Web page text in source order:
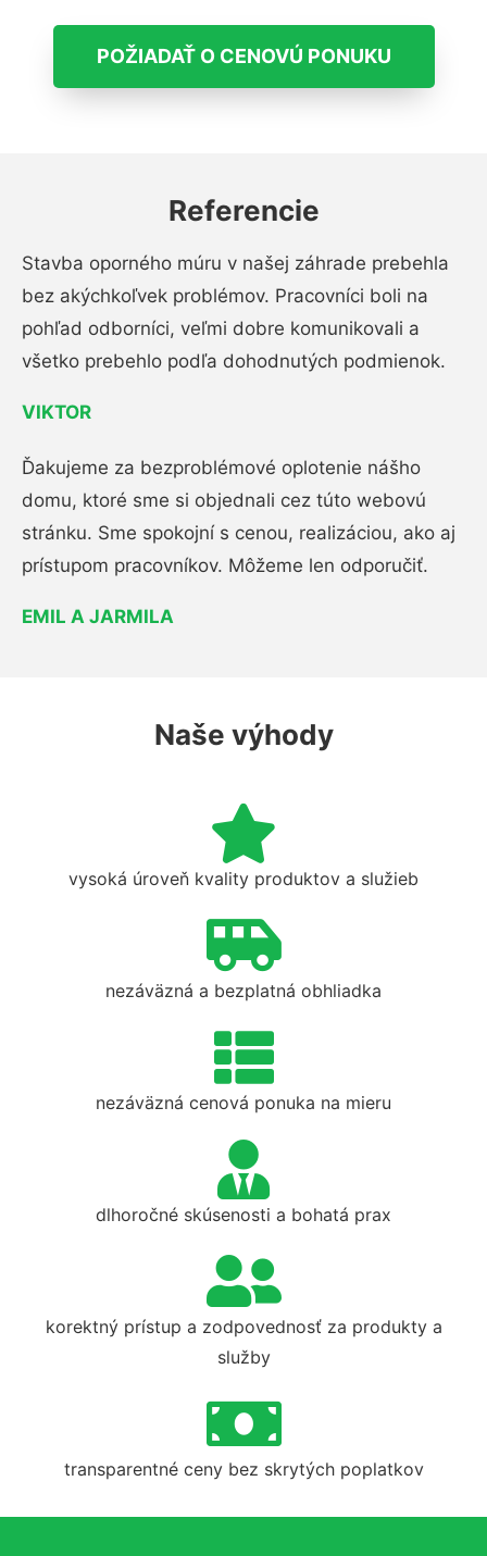
POŽIADAŤ O CENOVÚ PONUKU
Referencie
Stavba oporného múru v našej záhrade prebehla
bez akýchkoľvek problémov. Pracovníci boli na
pohľad odborníci, veľmi dobre komunikovali a
všetko prebehlo podľa dohodnutých podmienok.
VIKTOR
Ďakujeme za bezproblémové oplotenie nášho
domu, ktoré sme si objednali cez túto webovú
stránku. Sme spokojní s cenou, realizáciou, ako aj
prístupom pracovníkov. Môžeme len odporučiť.
EMIL A JARMILA
Naše výhody
vysoká úroveň kvality produktov a služieb
nezáväzná a bezplatná obhliadka
nezáväzná cenová ponuka na mieru
dlhoročné skúsenosti a bohatá prax
korektný prístup a zodpovednosť za produkty a
služby
transparentné ceny bez skrytých poplatkov